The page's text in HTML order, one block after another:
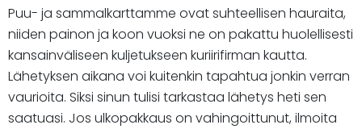
Puu- ja sammalkarttamme ovat suhteellisen hauraita,
niiden painon ja koon vuoksi ne on pakattu huolellisesti
kansainväliseen kuljetukseen kuriirifirman kautta.
Lähetyksen aikana voi kuitenkin tapahtua jonkin verran
vaurioita. Siksi sinun tulisi tarkastaa lähetys heti sen
saatuasi. Jos ulkopakkaus on vahingoittunut, ilmoita